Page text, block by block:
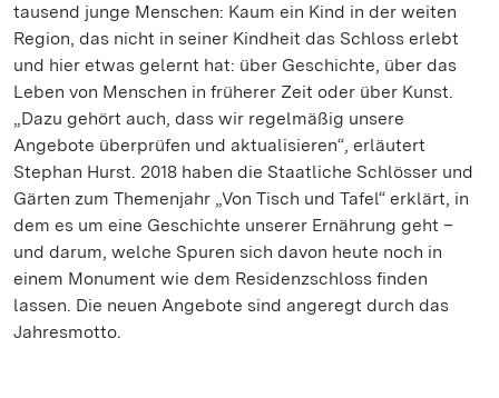
tausend junge Menschen: Kaum ein Kind in der weiten
Region, das nicht in seiner Kindheit das Schloss erlebt
und hier etwas gelernt hat: über Geschichte, über das
Leben von Menschen in früherer Zeit oder über Kunst.
„Dazu gehört auch, dass wir regelmäßig unsere
Angebote überprüfen und aktualisieren“, erläutert
Stephan Hurst. 2018 haben die Staatliche Schlösser und
Gärten zum Themenjahr „Von Tisch und Tafel“ erklärt, in
dem es um eine Geschichte unserer Ernährung geht –
und darum, welche Spuren sich davon heute noch in
einem Monument wie dem Residenzschloss finden
lassen. Die neuen Angebote sind angeregt durch das
Jahresmotto.